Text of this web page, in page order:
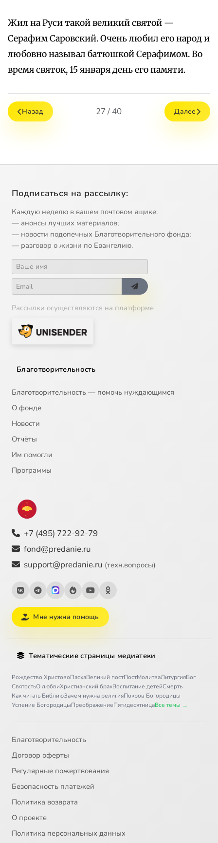
Жил на Руси такой великий святой —
Серафим Саровский. Очень любил его народ и
любовно называл батюшкой Серафимом. Во
время святок, 15 января день его памяти.
Назад 27 / 40 Далее
Подписаться на рассылку:
Каждую неделю в вашем почтовом ящике:
— анонсы лучших материалов;
— новости подопечных Благотворительного фонда;
— разговор о жизни по Евангелию.
Рассылки осуществляются на платформе
Благотворительность
Благотворительность — помочь нуждающимся
О фонде
Новости
Отчёты
Им помогли
Программы
+7 (495) 722-92-79
fond@predanie.ru
support@predanie.ru (техн.вопросы)
Мне нужна помощь
Тематические страницы медиатеки
Рождество ХристовоПасхаВеликий постПостМолитваЛитургияБог
СвятостьО любвиХристианский бракВоспитание детейСмерть
Как читать БиблиюЗачем нужна религияПокров Богородицы
Успение БогородицыПреображениеПятидесятницаВсе темы →
Благотворительность
Договор оферты
Регулярные пожертвования
Безопасность платежей
Политика возврата
О проекте
Политика персональных данных